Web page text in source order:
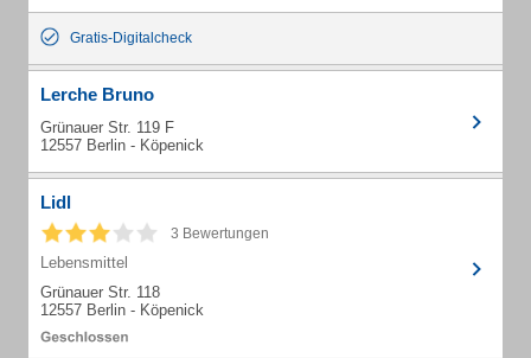
Gratis-Digitalcheck
Lerche Bruno
Grünauer Str. 119 F
12557 Berlin - Köpenick
Lidl
3 Bewertungen
Lebensmittel
Grünauer Str. 118
12557 Berlin - Köpenick